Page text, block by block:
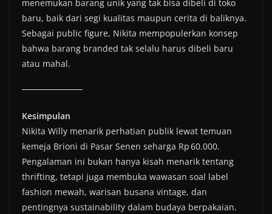
menemukan barang unik yang tak bisa dibeli di toko
baru, baik dari segi kualitas maupun cerita di baliknya.
Sebagai public figure, Nikita mempopulerkan konsep
bahwa barang branded tak selalu harus dibeli baru
atau mahal.
Kesimpulan
Nikita Willy menarik perhatian publik lewat temuan
kemeja Brioni di Pasar Senen seharga Rp 60.000.
Pengalaman ini bukan hanya kisah menarik tentang
thrifting, tetapi juga membuka wawasan soal label
fashion mewah, warisan busana vintage, dan
pentingnya sustainability dalam budaya berpakaian.